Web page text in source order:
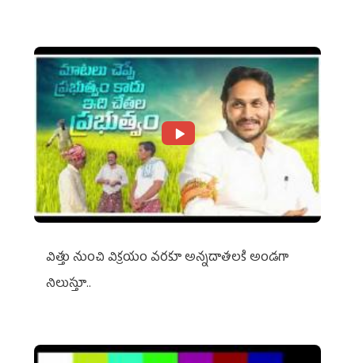
విత్తు నుంచి విక్రయం వరకూ అన్నదాతలకి అండగా
నిలుస్తూ..